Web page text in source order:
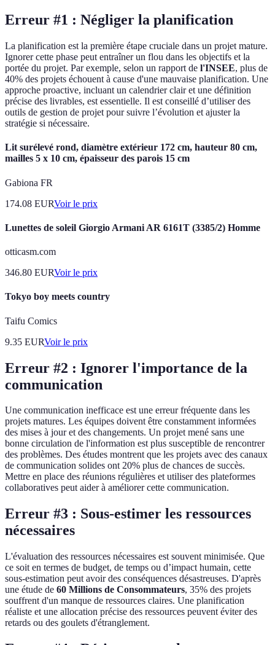
Erreur #1 : Négliger la planification
La planification est la première étape cruciale dans un projet mature.
Ignorer cette phase peut entraîner un flou dans les objectifs et la
portée du projet. Par exemple, selon un rapport de l'INSEE, plus de
40% des projets échouent à cause d'une mauvaise planification. Une
approche proactive, incluant un calendrier clair et une définition
précise des livrables, est essentielle. Il est conseillé d’utiliser des
outils de gestion de projet pour suivre l’évolution et ajuster la
stratégie si nécessaire.
Lit surélevé rond, diamètre extérieur 172 cm, hauteur 80 cm,
mailles 5 x 10 cm, épaisseur des parois 15 cm
Gabiona FR
174.08 EURVoir le prix
Lunettes de soleil Giorgio Armani AR 6161T (3385/2) Homme
otticasm.com
346.80 EURVoir le prix
Tokyo boy meets country
Taifu Comics
9.35 EURVoir le prix
Erreur #2 : Ignorer l'importance de la
communication
Une communication inefficace est une erreur fréquente dans les
projets matures. Les équipes doivent être constamment informées
des mises à jour et des changements. Un projet mené sans une
bonne circulation de l'information est plus susceptible de rencontrer
des problèmes. Des études montrent que les projets avec des canaux
de communication solides ont 20% plus de chances de succès.
Mettre en place des réunions régulières et utiliser des plateformes
collaboratives peut aider à améliorer cette communication.
Erreur #3 : Sous-estimer les ressources
nécessaires
L'évaluation des ressources nécessaires est souvent minimisée. Que
ce soit en termes de budget, de temps ou d’impact humain, cette
sous-estimation peut avoir des conséquences désastreuses. D'après
une étude de 60 Millions de Consommateurs, 35% des projets
souffrent d'un manque de ressources claires. Une planification
réaliste et une allocation précise des ressources peuvent éviter des
retards ou des goulets d'étranglement.